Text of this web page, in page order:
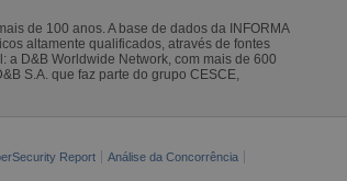
de 100 anos. A base de dados da INFORMA
altamente qualificados, através de fontes
D&B Worldwide Network, com mais de 600
S.A. que faz parte do grupo CESCE,
Report
Análise da Concorrência